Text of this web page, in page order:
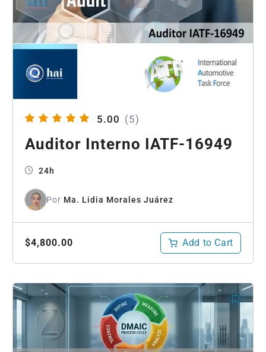
5.00 (5)
Auditor Interno IATF-16949
24h
Por Ma. Lidia Morales Juárez
$4,800.00 Add to Cart